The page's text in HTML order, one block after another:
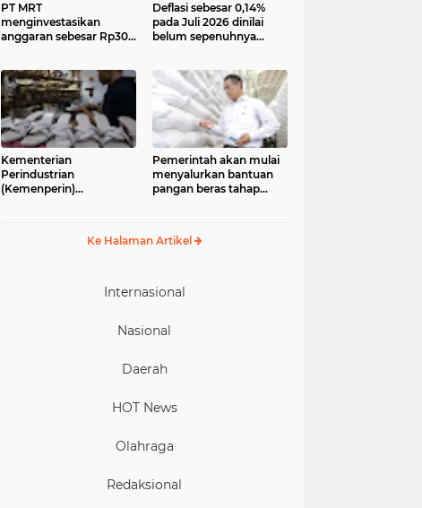
PT MRT
menginvestasikan
anggaran sebesar Rp300
deck Dukuh Atas yang
akan menjadi ikon baru
Deflasi sebesar 0,14%
pada Juli 2026 dinilai
belum sepenuhnya
Pengamat ekonomi
Center of Reform on
Economics (Core)
Indonesia
Kementerian
Perindustrian
(Kemenperin)
pakaian jadi, alas kaki,
dalam memperkuat
Pemerintah akan mulai
menyalurkan bantuan
pangan beras tahap
pangan pemerintah
33.244.408 penerima
Ke Halaman Artikel
Internasional
Nasional
Daerah
HOT News
Olahraga
Redaksional